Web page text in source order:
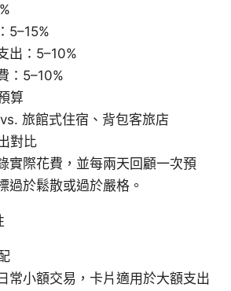
5–15%
出：5–10%
：5–10%
算
旅館式住宿、背包客旅店
對比
實際花費，並每兩天回顧一次預
過於鬆散或過於嚴格。
常小額交易，卡片適用於大額支出